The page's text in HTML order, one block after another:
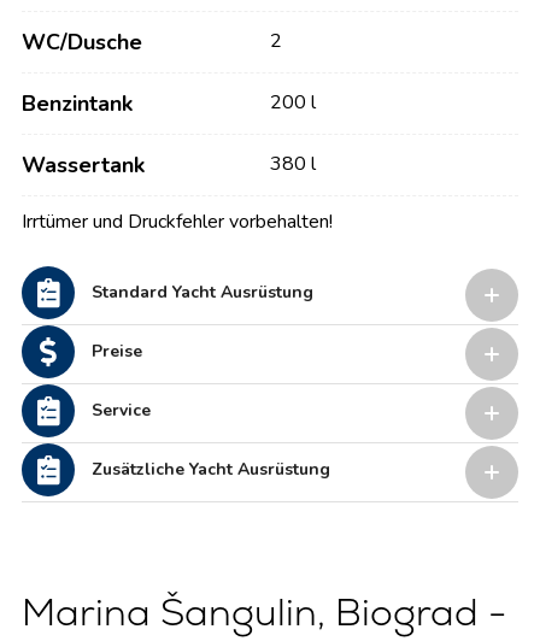
WC/Dusche 2
Benzintank 200 l
Wassertank 380 l
Irrtümer und Druckfehler vorbehalten!
Standard Yacht Ausrüstung
Preise
Service
Zusätzliche Yacht Ausrüstung
Marina Šangulin, Biograd -